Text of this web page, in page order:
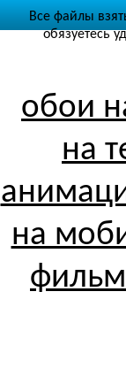
Все файлы
обязуетесь
обои
на
на